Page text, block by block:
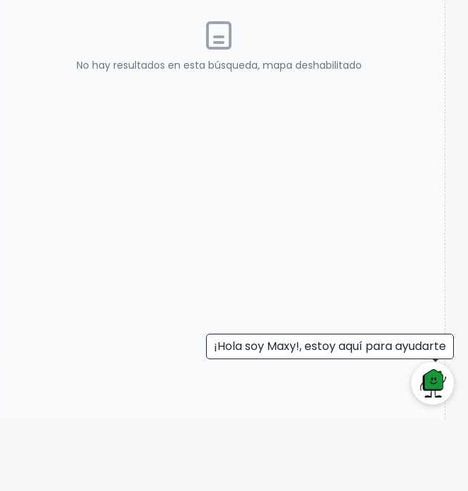
¡Hola soy Maxy!, estoy aquí para ayudarte
No hay resultados en esta búsqueda, mapa deshabilitado